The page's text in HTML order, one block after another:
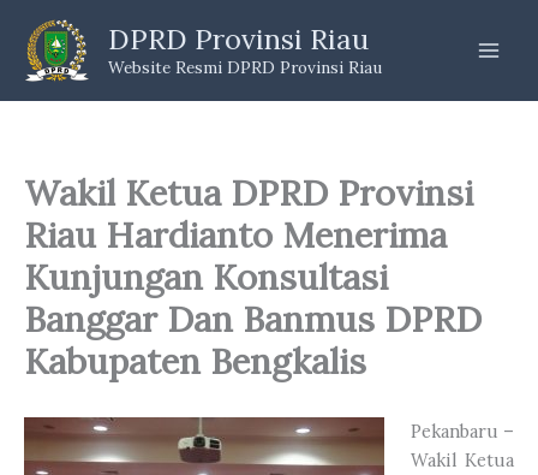
content
DPRD Provinsi Riau
Website Resmi DPRD Provinsi Riau
Wakil Ketua DPRD Provinsi
Riau Hardianto Menerima
Kunjungan Konsultasi
Banggar Dan Banmus DPRD
Kabupaten Bengkalis
Pekanbaru –
Wakil Ketua